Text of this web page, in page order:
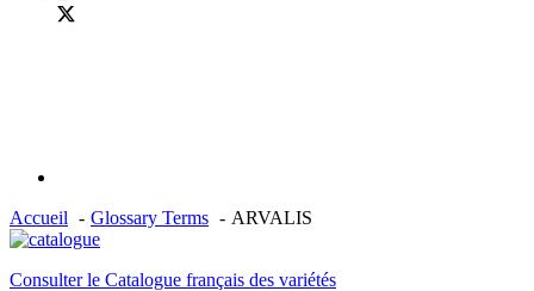
Accueil Glossary Terms ARVALIS
Consulter le Catalogue français des variétés